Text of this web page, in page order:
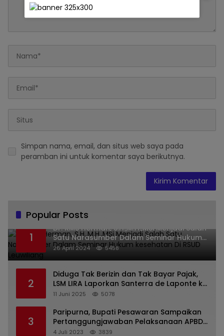
Simpan nama, email, dan situs web saya pada
peramban ini untuk komentar saya berikutnya.
Popular Posts
1
Dr. KMS Herman, S.H.,M.H.,MSi Menjadi Salah
Satu Narasumber Dalam Seminar Hukum
kesehatan Di RSUD Leuwiliang
26 April 2024 5458
2
Diduga Tak Berizin dan Tak Bayar Pajak,
LSM LIRA Laporkan Santerra de Laponte ke
Kejaksaan Kota Batu
11 Juni 2025 5078
3
Paripurna, Bupati Pesawaran Sampaikan
Pertanggungjawaban Pelaksanaan APBD
2022
4 Juli 2023 3839